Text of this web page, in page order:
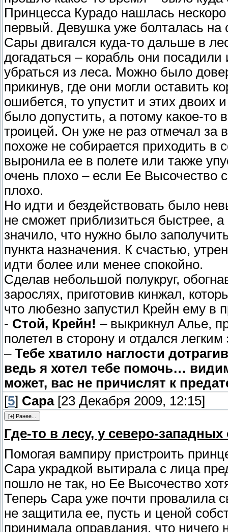
Принцесса Курадо нашлась
первый. Девушка уже болталась
Сары двигался куда-то дальше в
догадаться – корабль они
убраться из леса. Можно было
прикинув, где они могли оставить
ошибется, то упустит и этих двоих
было допустить, а потому какое-то
троицей. Он уже не раз отмечал за
похоже не собирается приходить
выронила ее в полете или также
очень плохо – если Ее Высочество
плохо.
Но идти и бездействовать было
не сможет приблизиться быстрее,
значило, что нужно было
пункта назначения. К счастью,
идти более или менее спокойно.
Сделав небольшой полукруг,
зарослях, приготовив кинжал,
что любезно запустил Крейн ему в
- Стой, Крейн! – выкрикнул Алье,
полетел в сторону и отдался
– Тебе хватило наглости
ведь я хотел тебе помочь…
может, вас не причислят к
[5] Сара[23 Декабря 2009, 12:15]
Где-то в лесу, у северо-
Помогая вампиру пристроить
Сара украдкой вытирала с лица
пошло не так, но Ее Высочество
Теперь Сара уже почти провалила
не защитила ее, пусть и ценой
принимала оправдания, что